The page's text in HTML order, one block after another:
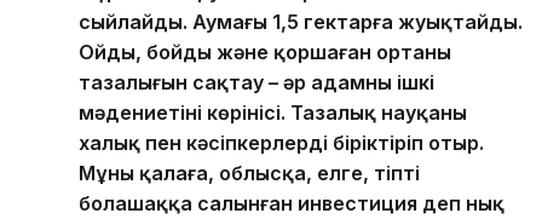
сыйлайды. Аумағы 1,5 гектарға жуықтайды.
Ойдың, бойдың және қоршаған ортаның
тазалығын сақтау – әр адамның ішкі
мәдениетінің көрінісі. Тазалық науқаны
халық пен кәсіпкерлерді біріктіріп отыр.
Мұны қалаға, облысқа, елге, тіпті
болашаққа салынған инвестиция деп нық